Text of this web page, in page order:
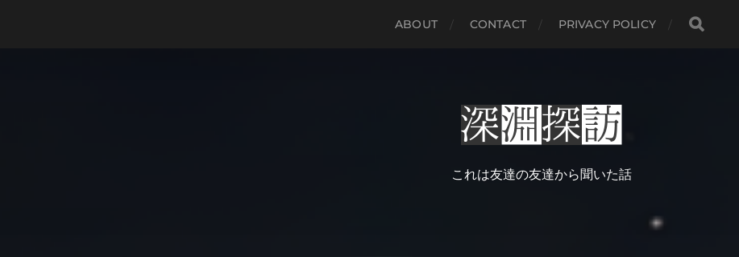
ABOUT CONTACT PRIVACY POLICY
これは友達の友達から聞いた話